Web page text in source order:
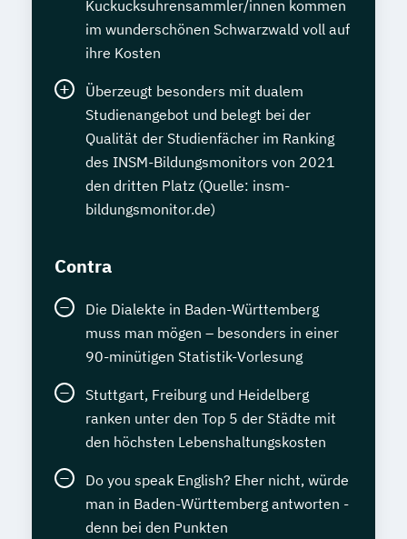
Kuckucksuhrensammler/innen kommen
im wunderschönen Schwarzwald voll auf
ihre Kosten
Überzeugt besonders mit dualem
Studienangebot und belegt bei der
Qualität der Studienfächer im Ranking
des INSM-Bildungsmonitors von 2021
den dritten Platz (Quelle: insm-
bildungsmonitor.de)
Contra
Die Dialekte in Baden-Württemberg
muss man mögen – besonders in einer
90-minütigen Statistik-Vorlesung
Stuttgart, Freiburg und Heidelberg
ranken unter den Top 5 der Städte mit
den höchsten Lebenshaltungskosten
Do you speak English? Eher nicht, würde
man in Baden-Württemberg antworten -
denn bei den Punkten